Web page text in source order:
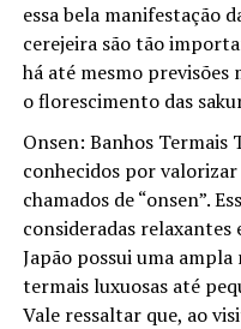
essa bela manifestação
cerejeira são tão
há até mesmo
o florescimento das
Onsen: Banhos Termais
conhecidos por
chamados de “onsen”.
consideradas relaxantes
Japão possui uma ampla
termais luxuosas até
Vale ressaltar que, ao